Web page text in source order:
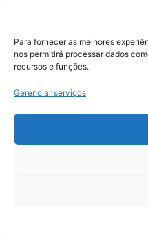
Para fornecer as melhores
nos permitirá processar dados
recursos e funções.
Gerenciar serviços